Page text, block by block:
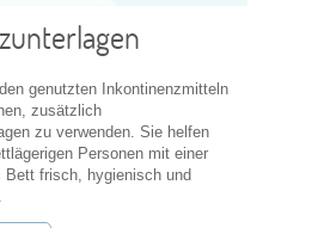
genutzten Inkontinenzmitteln
zusätzlich
zu verwenden. Sie helfen
Personen mit einer
Bett frisch, hygienisch und